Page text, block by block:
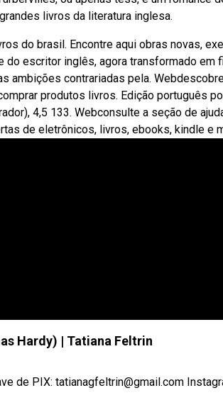
livros da literatura inglesa.
do brasil. Encontre aqui obras novas,
escritor inglês, agora transformado em
ambições contrariadas pela.
produtos livros. Edição português
4,5 133. Webconsulte a seção de
de eletrônicos, livros, ebooks, kindle e
Hardy) | Tatiana Feltrin
de PIX: tatianagfeltrin@gmail.com